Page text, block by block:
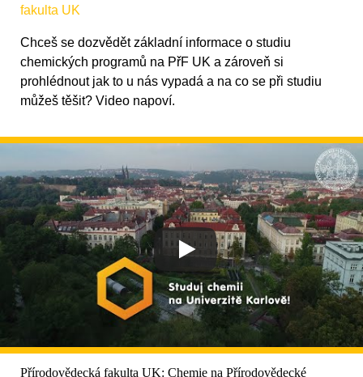
fakulta UK
Chceš se dozvědět základní informace o studiu
chemických programů na PřF UK a zároveň si
prohlédnout jak to u nás vypadá a na co se při studiu
můžeš těšit? Video napoví.
Přírodovědecká fakulta UK: Chemie na Přírodovědecké